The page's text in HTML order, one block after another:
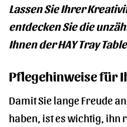
Lassen Sie Ihrer
entdecken Sie die
Ihnen der HAY Tray
Pflegehinweise für
Damit Sie lange Freude
haben, ist es wichtig, ihn